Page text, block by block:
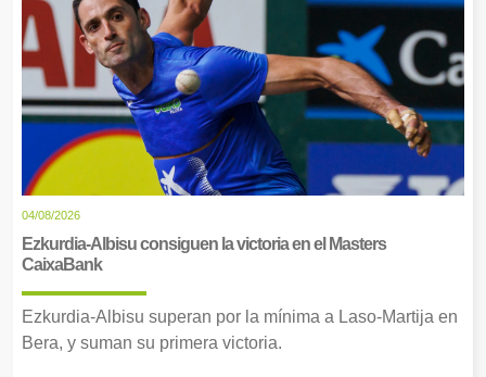
04/08/2026
Ezkurdia-Albisu consiguen la victoria en el Masters
CaixaBank
Ezkurdia-Albisu superan por la mínima a Laso-Martija en
Bera, y suman su primera victoria.